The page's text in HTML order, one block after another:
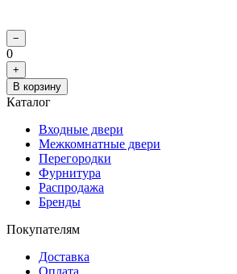
−
0
+
В корзину
Каталог
Входные двери
Межкомнатные двери
Перегородки
Фурнитура
Распродажа
Бренды
Покупателям
Доставка